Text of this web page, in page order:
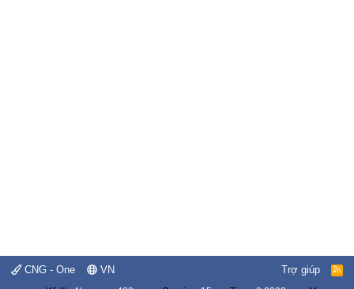
CNG - One VN Trợ giúp
R